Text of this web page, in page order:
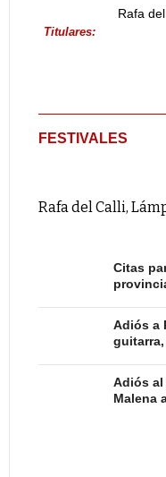
Titulares:
Rafa
FESTIVALES
Rafa del Calli,
Citas
Adiós a
Adiós al
Malena